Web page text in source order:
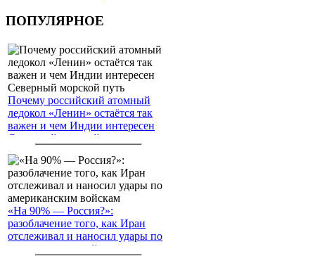
ПОПУЛЯРНОЕ
Почему российский атомный
ледокол «Ленин» остаётся так
важен и чем Индии интересен
Северный морской путь
«На 90% — Россия?»:
разоблачение того, как Иран
отслеживал и наносил удары по
американским войскам